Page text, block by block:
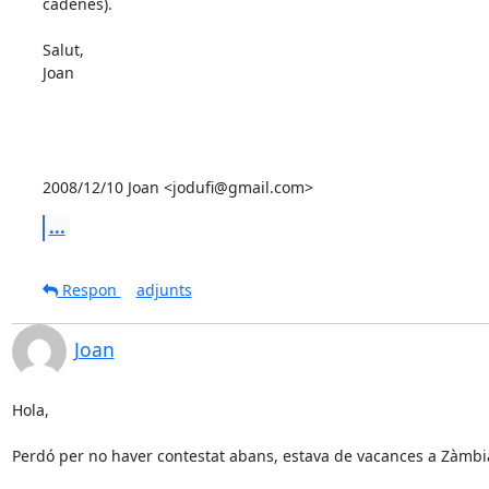
Salut,
Joan
2008/12/10 Joan <jodufi@gmail.com>
...
Respon adjunts
Joan
Hola,
Perdó per no haver contestat abans, estava de vacances a